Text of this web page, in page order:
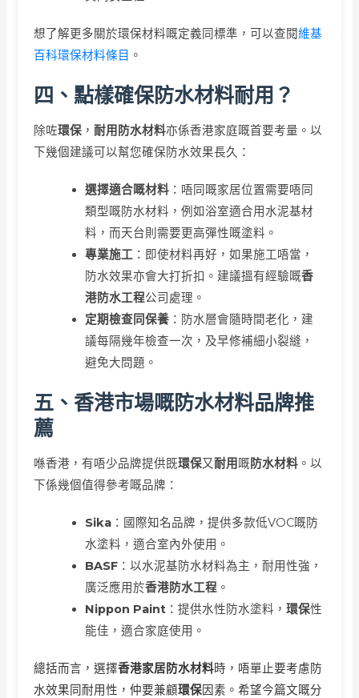
想了解更多關於環保材料嘅定義同標準，可以查閱維基
百科環保材料條目 。
四、點樣確保防水材料耐用？
除咗環保 ，耐用防水材料亦係香港家庭嘅首要考量。以
下幾個建議可以幫您確保防水效果長久：
選擇適合嘅材料 ：唔同嘅家居位置需要唔同
類型嘅防水材料，例如浴室適合用水泥基材
料，而天台則需要更高彈性嘅塗料。
專業施工 ：即使材料再好，如果施工唔當，
防水效果亦會大打折扣。建議搵有經驗嘅香
港防水工程公司處理。
定期檢查同保養 ：防水層會隨時間老化，建
議每隔幾年檢查一次，及早修補細小裂縫，
避免大問題。
五、香港市場嘅防水材料品牌推
薦
喺香港，有唔少品牌提供既環保又耐用 嘅防水材料 。以
下係幾個值得參考嘅品牌：
Sika ：國際知名品牌，提供多款低VOC嘅防
水塗料，適合室內外使用。
BASF ：以水泥基防水材料為主，耐用性強，
廣泛應用於香港防水工程 。
Nippon Paint ：提供水性防水塗料，環保性
能佳，適合家庭使用。
總括而言，選擇香港家居防水材料時，唔單止要考慮防
水效果同耐用性，仲要兼顧環保因素。希望今篇文嘅分